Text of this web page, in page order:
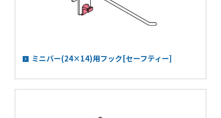
ミニバー(24×14)用フック[セーフティー]